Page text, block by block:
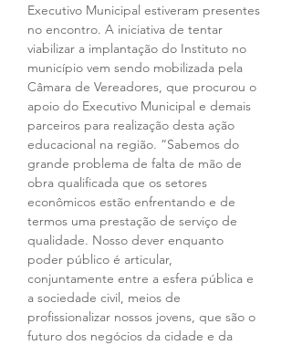
Executivo Municipal estiveram presentes
no encontro. A iniciativa de tentar
viabilizar a implantação do Instituto no
município vem sendo mobilizada pela
Câmara de Vereadores, que procurou o
apoio do Executivo Municipal e demais
parceiros para realização desta ação
educacional na região. “Sabemos do
grande problema de falta de mão de
obra qualificada que os setores
econômicos estão enfrentando e de
termos uma prestação de serviço de
qualidade. Nosso dever enquanto
poder público é articular,
conjuntamente entre a esfera pública e
a sociedade civil, meios de
profissionalizar nossos jovens, que são o
futuro dos negócios da cidade e da